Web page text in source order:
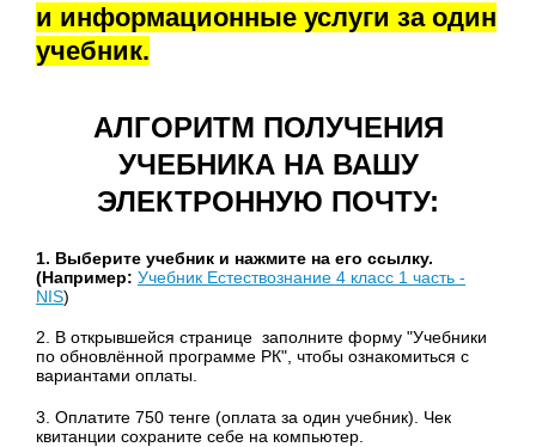
и информационные услуги за один
учебник.
АЛГОРИТМ ПОЛУЧЕНИЯ
УЧЕБНИКА НА ВАШУ
ЭЛЕКТРОННУЮ ПОЧТУ:
1. Выберите учебник и нажмите на его ссылку.
(Например: Учебник Естествознание 4 класс 1 часть -
NIS)
2. В открывшейся странице заполните форму "Учебники
по обновлённой программе РК", чтобы ознакомиться с
вариантами оплаты.
3. Оплатите 750 тенге (оплата за один учебник). Чек
квитанции сохраните себе на компьютер.